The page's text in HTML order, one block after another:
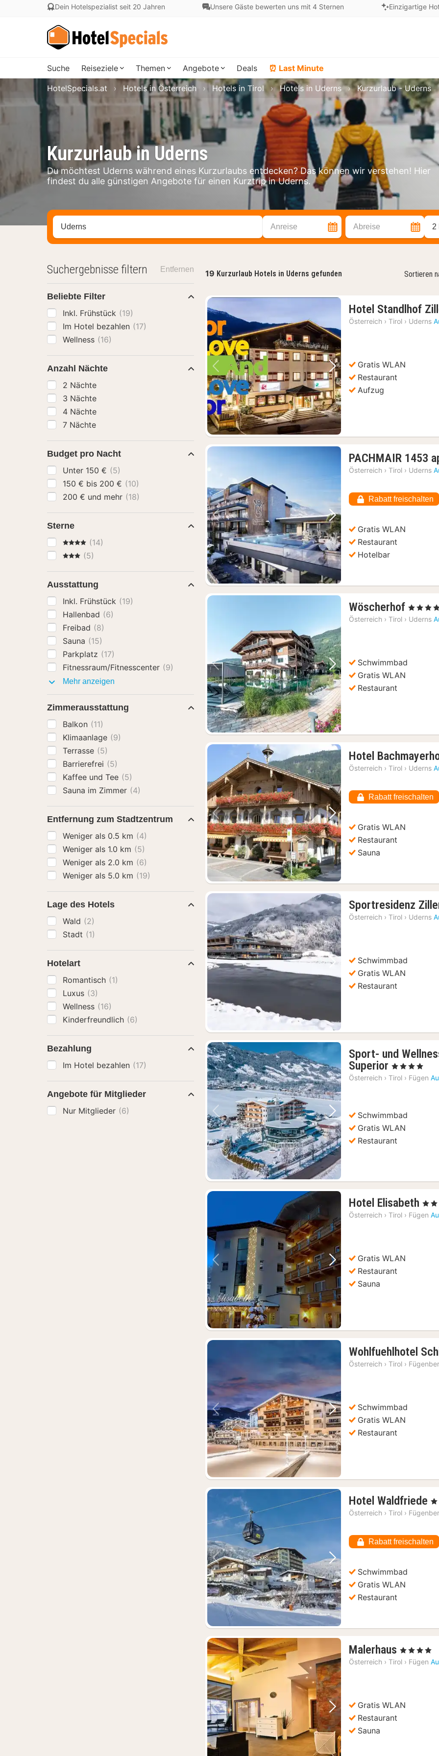
Dein Hotelspezialist seit 20 Jahren Unsere Gäste bewerten uns mit 4 Sternen Einzigartige
Suche Reiseziele Themen Angebote Deals ⏰ Last Minute
Kurzurlaub in Uderns
Du möchtest Uderns während eines Kurzurlaubs entdecken? Das können wir verstehen! Hier
findest du alle günstigen Angebote für einen Kurztrip in Uderns.
HotelSpecials.at Hotels in Österreich Hotels in Tirol Hotels in Uderns Kurzurlaub - Uderns
Stadt, Region oder Hotel suchen Anreise Abreise 2
19 Kurzurlaub Hotels in Uderns gefunden Sortieren
Vorheriges Bild Nächstes Bild
Hotel Standlhof
Österreich › Tirol › Uderns
Gratis WLAN
Restaurant
Aufzug
Vorheriges Bild Nächstes Bild
PACHMAIR 1453
Österreich › Tirol › Uderns
Rabatt freischalten
Gratis WLAN
Restaurant
Hotelbar
Vorheriges Bild Nächstes Bild
Wöscherhof 1
Nacht
, 4 Sterne
Österreich › Tirol › Uderns
Schwimmbad
Gratis WLAN
Restaurant
Vorheriges Bild Nächstes Bild
Hotel
Österreich › Tirol › Uderns
Rabatt freischalten
Gratis WLAN
Restaurant
Sauna
Vorheriges Bild Nächstes Bild
Sportresidenz
Österreich › Tirol › Uderns
Schwimmbad
Gratis WLAN
Restaurant
Vorheriges Bild Nächstes Bild
Sport- und
Superior 1
Nacht
€
, 4 Sterne
Österreich › Tirol › Fügen
Schwimmbad
Gratis WLAN
Restaurant
Vorheriges Bild Nächstes Bild
Hotel Elisabeth 1
, 4
Österreich › Tirol › Fügen
Gratis WLAN
Restaurant
Sauna
Vorheriges Bild Nächstes Bild
Wohlfuehlhotel
Österreich › Tirol ›
Schwimmbad
Gratis WLAN
Restaurant
Vorheriges Bild Nächstes Bild
Hotel Waldfriede 1
€
, 4
Österreich › Tirol ›
Rabatt freischalten
Schwimmbad
Gratis WLAN
Restaurant
Vorheriges Bild Nächstes Bild
Malerhaus 1
Nacht
, 4 Sterne
Österreich › Tirol › Fügen
Gratis WLAN
Restaurant
Sauna
Suchergebnisse filtern Entfernen
Beliebte Filter
Inkl. Frühstück (19)
Im Hotel bezahlen (17)
Wellness (16)
Anzahl Nächte
2 Nächte
3 Nächte
4 Nächte
7 Nächte
Budget pro Nacht
Unter 150 € (5)
150 € bis 200 € (10)
200 € und mehr (18)
Sterne
4 Sterne(14)
3 Sterne
(5)
Ausstattung
Inkl. Frühstück (19)
Hallenbad (6)
Freibad (8)
Sauna (15)
Parkplatz (17)
Fitnessraum/Fitnesscenter (9)
Mehr anzeigen
Zimmerausstattung
Balkon (11)
Klimaanlage (9)
Terrasse (5)
Barrierefrei (5)
Kaffee und Tee (5)
Sauna im Zimmer (4)
Entfernung zum Stadtzentrum
Weniger als 0.5 km (4)
Weniger als 1.0 km (5)
Weniger als 2.0 km (6)
Weniger als 5.0 km (19)
Lage des Hotels
Wald (2)
Stadt (1)
Hotelart
Romantisch (1)
Luxus (3)
Wellness (16)
Kinderfreundlich (6)
Bezahlung
Im Hotel bezahlen (17)
Angebote für Mitglieder
Nur Mitglieder (6)